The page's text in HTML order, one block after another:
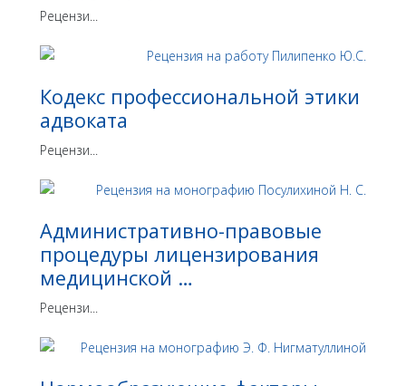
Рецензи...
Кодекс профессиональной этики
адвоката
Рецензи...
Административно-правовые
процедуры лицензирования
медицинской …
Рецензи...